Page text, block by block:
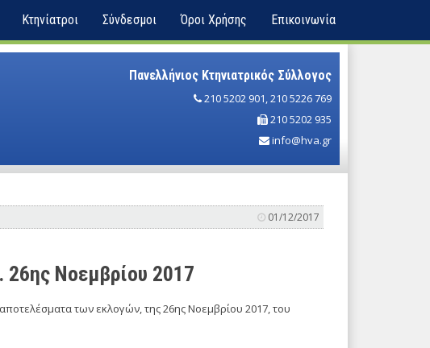
Κτηνίατροι Σύνδεσμοι Όροι Χρήσης Επικοινωνία
Πανελλήνιος Κτηνιατρικός Σύλλογος
210 5202 901,210 5226 769
210 5202 935
info@hva.gr
01/12/2017
Νοεμβρίου 2017
των εκλογών, της 26ης Νοεμβρίου 2017, του